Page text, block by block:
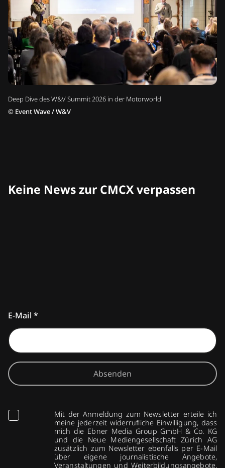
Deep Dive des W&V Summit 2026 in der Motorworld
© Event Wave / W&V
Keine News zur CMCX verpassen
E-Mail *
Absenden
Mit der Anmeldung zum Newsletter erteile ich
meine jederzeit widerrufliche Einwilligung, dass
mich die Ebner Media Group GmbH & Co. KG
und die Neue Mediengesellschaft Zürich AG
zusätzlich zum Newsletter ebenfalls per E-Mail
über eigene journalistische Angebote,
Veranstaltungen und Weiterbildungsangebote,